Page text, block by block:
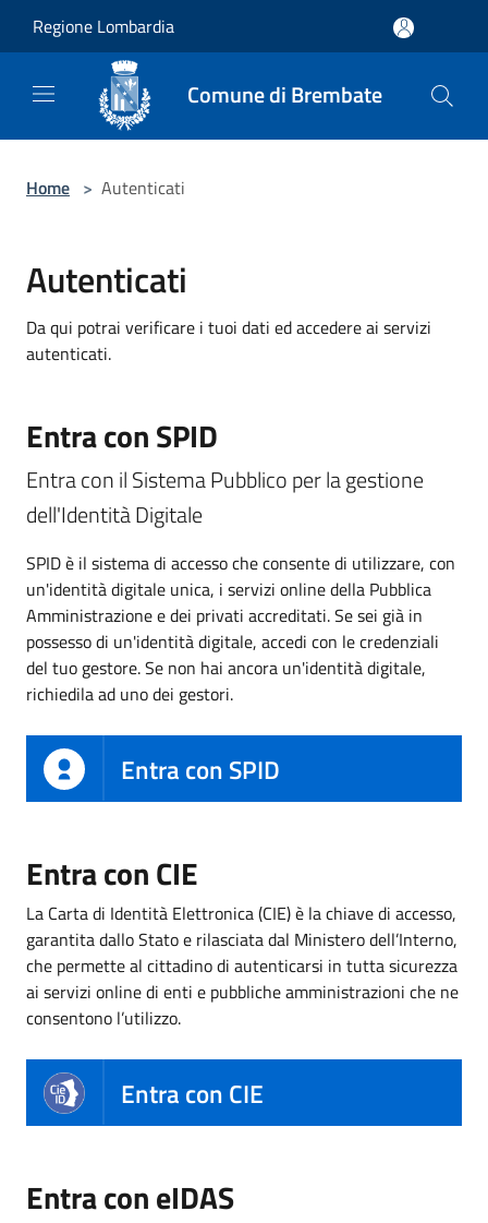
Regione Lombardia
Comune di Brembate
Home > Autenticati
Autenticati
Da qui potrai verificare i tuoi dati ed accedere ai servizi
autenticati.
Entra con SPID
Entra con il Sistema Pubblico per la gestione
dell'Identità Digitale
SPID è il sistema di accesso che consente di utilizzare, con
un'identità digitale unica, i servizi online della Pubblica
Amministrazione e dei privati accreditati. Se sei già in
possesso di un'identità digitale, accedi con le credenziali
del tuo gestore. Se non hai ancora un'identità digitale,
richiedila ad uno dei gestori.
Entra con SPID
Entra con CIE
La Carta di Identità Elettronica (CIE) è la chiave di accesso,
garantita dallo Stato e rilasciata dal Ministero dell’Interno,
che permette al cittadino di autenticarsi in tutta sicurezza
ai servizi online di enti e pubbliche amministrazioni che ne
consentono l’utilizzo.
Entra con CIE
Entra con eIDAS